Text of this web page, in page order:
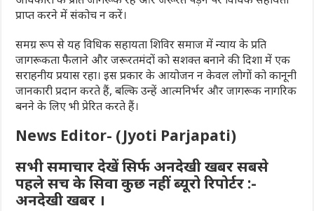
प्राप्त करने में संकोच न करें।
समग्र रूप से यह विधिक सहायता शिविर समाज में न्याय के प्रति
जागरूकता फैलाने और जरूरतमंदों को सशक्त बनाने की दिशा में एक
सराहनीय प्रयास रहा। इस प्रकार के आयोजन न केवल लोगों को कानूनी
जानकारी प्रदान करते हैं, बल्कि उन्हें आत्मनिर्भर और जागरूक नागरिक
बनने के लिए भी प्रेरित करते हैं।
News Editor- (Jyoti Parjapati)
सभी समाचार देखें सिर्फ अनदेखी खबर सबसे
पहले सच के सिवा कुछ नहीं ब्यूरो रिपोर्टर :-
अनदेखी खबर ।